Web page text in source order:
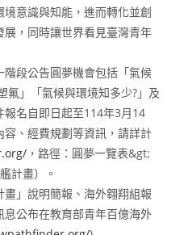
意識與知能，進而轉化並創
，同時讓世界看見臺灣青年
段公告圓夢機會包括「氣候
氟」「氣候與環境知多少?」及
報名自即日起至114年3月14
、經費規劃等資訊，請詳計
，路徑：圓夢一覽表&gt;
計畫）。
」說明簡報、海外翱翔組報
公布在教育部青年百億海外